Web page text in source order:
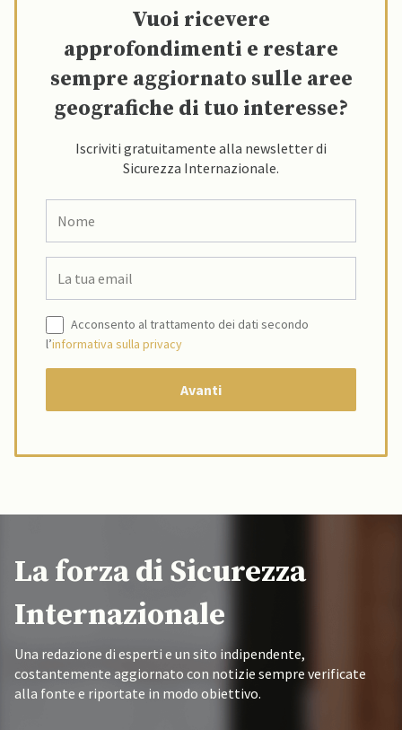
Vuoi ricevere
approfondimenti e restare
sempre aggiornato sulle aree
geografiche di tuo interesse?
Iscriviti gratuitamente alla newsletter di
Sicurezza Internazionale.
Acconsento al trattamento dei dati secondo
l’informativa sulla privacy
La forza di Sicurezza
Internazionale
Una redazione di esperti e un sito indipendente,
costantemente aggiornato con notizie sempre verificate
alla fonte e riportate in modo obiettivo.